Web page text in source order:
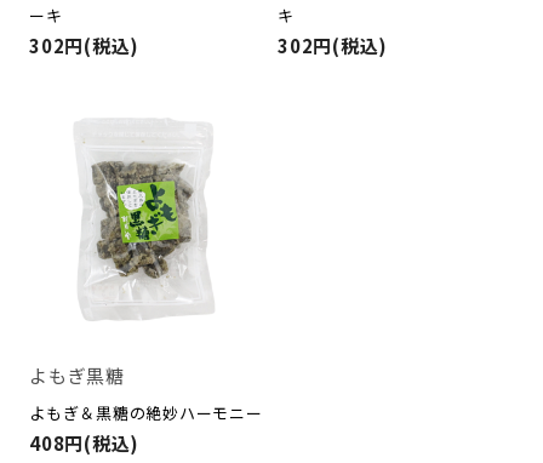
ーキ
302円(税込)
キ
302円(税込)
よもぎ黒糖
よもぎ＆黒糖の絶妙ハーモニー
408円(税込)